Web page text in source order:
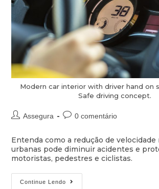
Modern car interior with driver hand on
Safe driving concept.
Assegura 0 comentário
Entenda como a redução de velocidade
urbanas pode diminuir acidentes e
motoristas, pedestres e ciclistas.
Continue Lendo